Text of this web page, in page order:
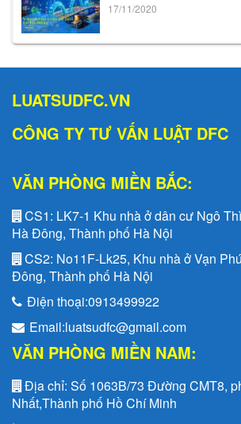
17/11/2020
LUATSUDFC.VN
CÔNG TY TƯ VẤN LUẬT DFC
VĂN PHÒNG MIỀN BẮC:
CS1: LK7-1 Khu nhà ở dân cư Ngô
Hà Đông, Thành phố Hà Nội
CS2: No11F-Lk25, Khu nhà ở Vạn
Đông, Thành phố Hà Nội
Điện thoại:0913499922
Email:luatsudfc@gmail.com
VĂN PHÒNG MIỀN NAM:
Địa chỉ: Số 1063B/73 Đường CMT8,
Nhất,Thành phố Hồ Chí Minh